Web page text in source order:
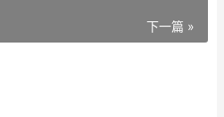
下一篇 »